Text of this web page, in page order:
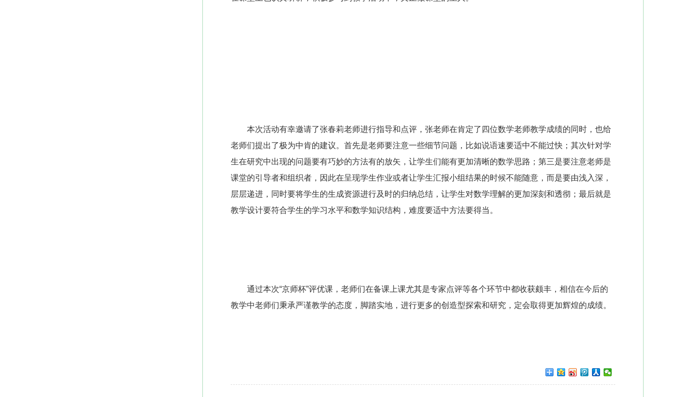
本次活动有幸邀请了张春莉老师进行指导和点评，张老师在肯定了四位数学老师教学成绩的同时，也给
老师们提出了极为中肯的建议。首先是老师要注意一些细节问题，比如说语速要适中不能过快；其次针对学
生在研究中出现的问题要有巧妙的方法有的放矢，让学生们能有更加清晰的数学思路；第三是要注意老师是
课堂的引导者和组织者，因此在呈现学生作业或者让学生汇报小组结果的时候不能随意，而是要由浅入深，
层层递进，同时要将学生的生成资源进行及时的归纳总结，让学生对数学理解的更加深刻和透彻；最后就是
教学设计要符合学生的学习水平和数学知识结构，难度要适中方法要得当。
通过本次“京师杯”评优课，老师们在备课上课尤其是专家点评等各个环节中都收获颇丰，相信在今后的
教学中老师们秉承严谨教学的态度，脚踏实地，进行更多的创造型探索和研究，定会取得更加辉煌的成绩。